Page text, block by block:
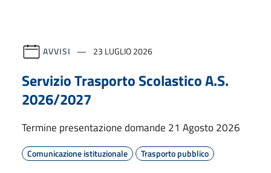
AVVISI 23 LUGLIO 2026
Servizio Trasporto Scolastico A.S.
2026/2027
Termine presentazione domande 21 Agosto 2026
Comunicazione istituzionale Trasporto pubblico